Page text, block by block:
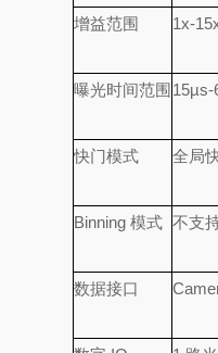
增益范围 1x-
曝光时间范围 15µs-
快门模式 全局
Binning 模式 不支
数据接口